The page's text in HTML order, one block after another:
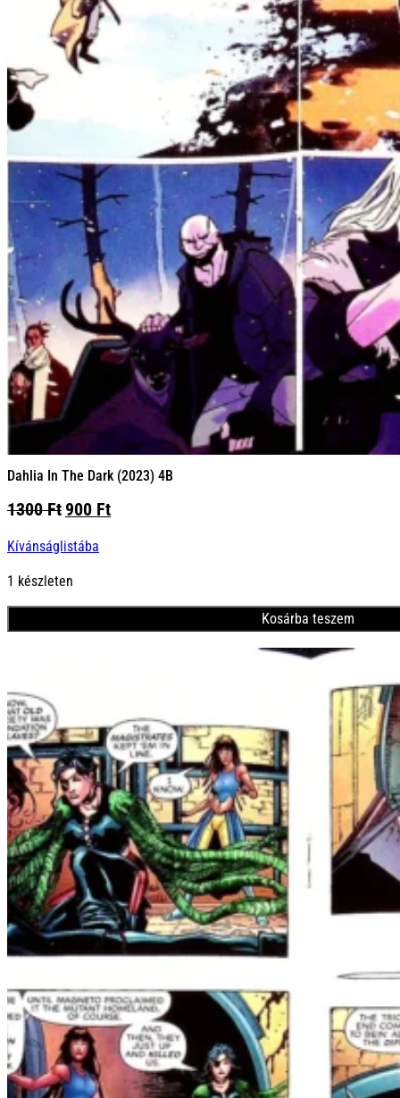
Dahlia In The Dark (2023) 4B
1300FtOriginal
was:
900 FtCurrent
Kívánságlistába
1 készleten
Kosárba teszem